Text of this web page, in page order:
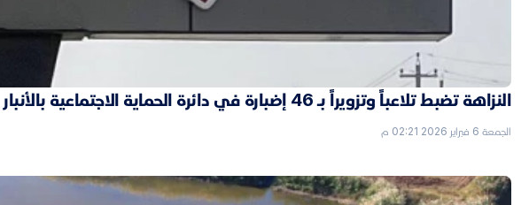
النزاهة تضبط تلاعباً وتزويراً بـ 46 إضبارة في دائرة الحماية الاجتماعية بالأنبار
الجمعة 6 فبراير 2026 02:21 م